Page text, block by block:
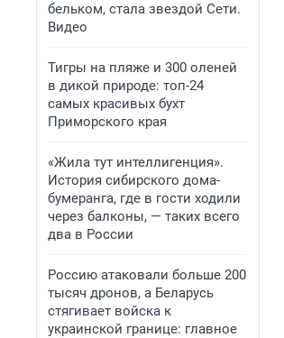
бельком, стала звездой Сети.
Видео
Тигры на пляже и 300 оленей
в дикой природе: топ-24
самых красивых бухт
Приморского края
«Жила тут интеллигенция».
История сибирского дома-
бумеранга, где в гости ходили
через балконы, — таких всего
два в России
Россию атаковали больше 200
тысяч дронов, а Беларусь
стягивает войска к
украинской границе: главное